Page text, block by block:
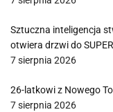
Sztuczna inteligencja
otwiera drzwi do
7 sierpnia 2026
26-latkowi z Nowego
7 sierpnia 2026